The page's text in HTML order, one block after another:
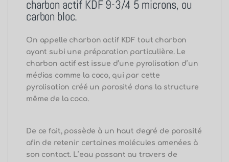
charbon actif KDF 9-3/4 5 microns, ou
carbon bloc.
On appelle charbon actif KDF tout charbon
ayant subi une préparation particulière. Le
charbon actif est issue d’une pyrolisation d’un
médias comme la coco, qui par cette
pyrolisation créé un porosité dans la structure
même de la coco.
De ce fait, possède à un haut degré de porosité
afin de retenir certaines molécules amenées à
son contact. L’eau passant au travers de